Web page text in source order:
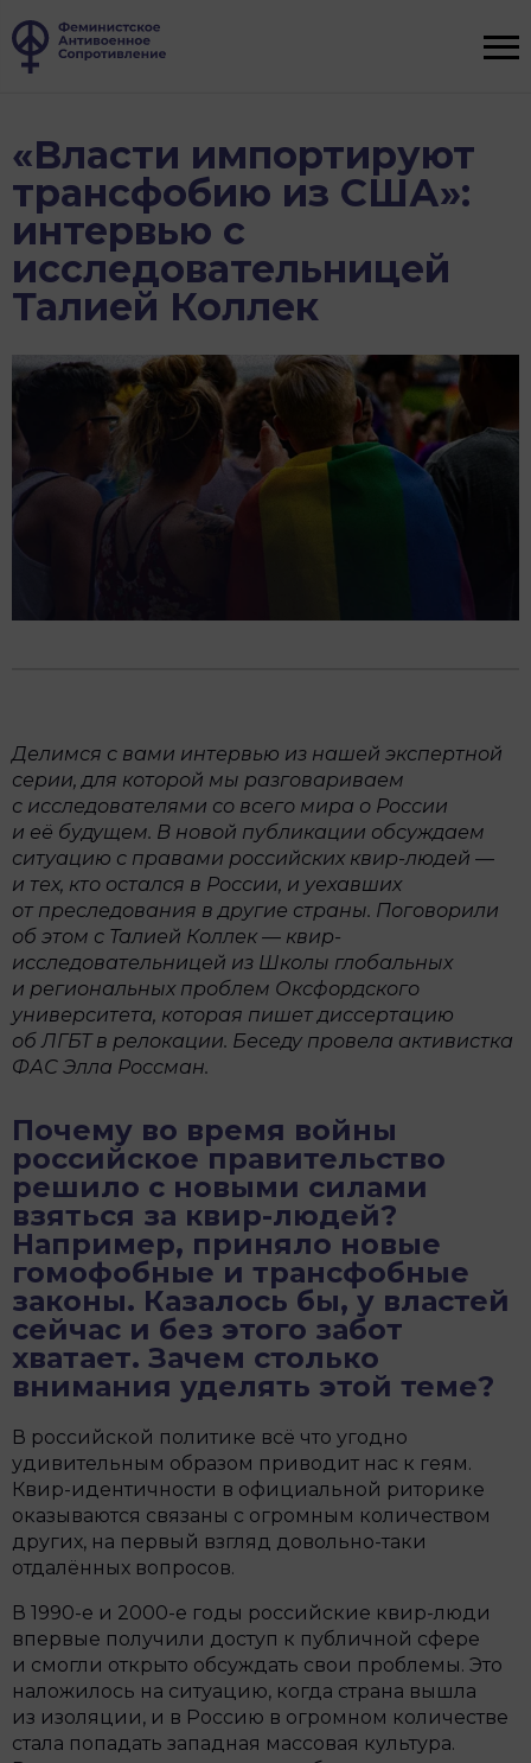
«Власти импортируют
трансфобию из США»:
интервью с
исследовательницей
Талией Коллек
Делимся с вами интервью из нашей экспертной
серии, для которой мы разговариваем
с исследователями со всего мира о России
и её будущем. В новой публикации обсуждаем
ситуацию с правами российских квир-людей —
и тех, кто остался в России, и уехавших
от преследования в другие страны. Поговорили
об этом с Талией Коллек — квир-
исследовательницей из Школы глобальных
и региональных проблем Оксфордского
университета, которая пишет диссертацию
об ЛГБТ в релокации. Беседу провела активистка
ФАС Элла Россман.
Почему во время войны
российское правительство
решило с новыми силами
взяться за квир-людей?
Например, приняло новые
гомофобные и трансфобные
законы. Казалось бы, у властей
сейчас и без этого забот
хватает. Зачем столько
внимания уделять этой теме?
В российской политике всё что угодно
удивительным образом приводит нас к геям.
Квир-идентичности в официальной риторике
оказываются связаны с огромным количеством
других, на первый взгляд довольно-таки
отдалённых вопросов.
В 1990-е и 2000-е годы российские квир-люди
впервые получили доступ к публичной сфере
и смогли открыто обсуждать свои проблемы. Это
наложилось на ситуацию, когда страна вышла
из изоляции, и в Россию в огромном количестве
стала попадать западная массовая культура.